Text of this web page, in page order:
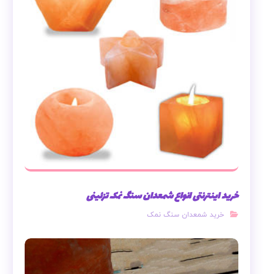
خرید اینترنتی انواع شمعدان سنگ نمک تزئینی
خرید شمعدان سنگ نمک